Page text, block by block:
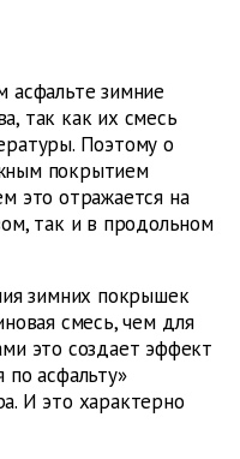
асфальте зимние
так как их смесь
Поэтому о
покрытием
это отражается на
так и в продольном
зимних покрышек
смесь, чем для
это создает эффект
по асфальту»
И это характерно